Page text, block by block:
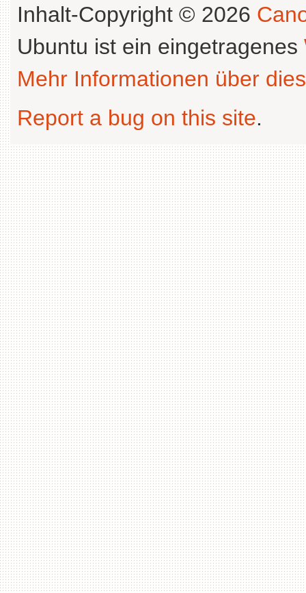
Inhalt-Copyright © 2026
Ubuntu ist ein eingetragenes
Mehr Informationen über
Report a bug on this site.